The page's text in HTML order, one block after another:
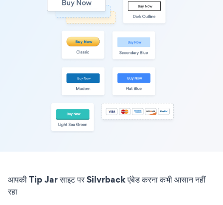
आपकी Tip Jar साइट पर Silvrback एंबेड करना कभी आसान नहीं
रहा